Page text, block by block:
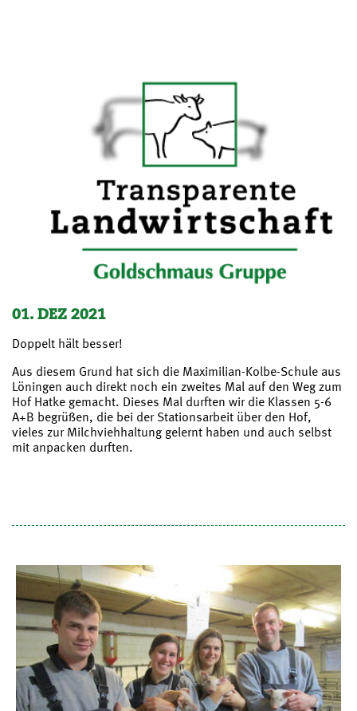
01. DEZ 2021
Doppelt hält besser!
Aus diesem Grund hat sich die Maximilian-Kolbe-Schule aus
Löningen auch direkt noch ein zweites Mal auf den Weg zum
Hof Hatke gemacht. Dieses Mal durften wir die Klassen 5-6
A+B begrüßen, die bei der Stationsarbeit über den Hof,
vieles zur Milchviehhaltung gelernt haben und auch selbst
mit anpacken durften.